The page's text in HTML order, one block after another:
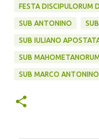
FESTA DISCIPULORUM
SUB ANTONINO
SUB IULIANO
SUB
SUB MARCO ANTONINO